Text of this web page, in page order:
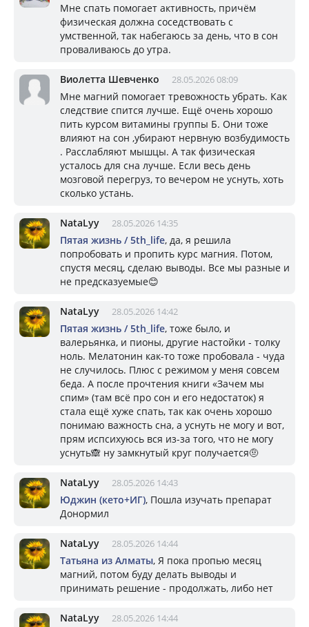
Мне спать помогает активность, причём
физическая должна соседствовать с
умственной, так набегаюсь за день, что в сон
проваливаюсь до утра.
Виолетта Шевченко 28.05.2026 08:09
Мне магний помогает тревожность убрать. Как
следствие спится лучше. Ещё очень хорошо
пить курсом витамины группы Б. Они тоже
влияют на сон ,убирают нервную возбудимость
. Расслабляют мышцы. А так физическая
усталось для сна лучше. Если весь день
мозговой перегруз, то вечером не уснуть, хоть
сколько устань.
NataLyy 28.05.2026 14:35
Пятая жизнь / 5th_life, да, я решила
попробовать и пропить курс магния. Потом,
спустя месяц, сделаю выводы. Все мы разные и
не предсказуемые😊
NataLyy 28.05.2026 14:42
Пятая жизнь / 5th_life, тоже было, и
валерьянка, и пионы, другие настойки - толку
ноль. Мелатонин как-то тоже пробовала - чуда
не случилось. Плюс с режимом у меня совсем
беда. А после прочтения книги «Зачем мы
спим» (там всё про сон и его недостаток) я
стала ещё хуже спать, так как очень хорошо
понимаю важность сна, а уснуть не могу и вот,
прям испсихуюсь вся из-за того, что не могу
уснуть🙈 ну замкнутый круг получается🤨
NataLyy 28.05.2026 14:43
Юджин (кето+ИГ), Пошла изучать препарат
Донормил
NataLyy 28.05.2026 14:44
Татьяна из Алматы, Я пока пропью месяц
магний, потом буду делать выводы и
принимать решение - продолжать, либо нет
NataLyy 28.05.2026 14:44